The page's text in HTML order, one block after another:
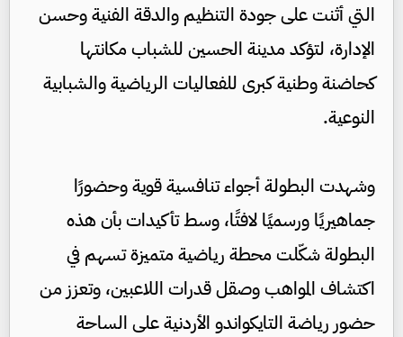
التي أثنت على جودة التنظيم والدقة الفنية وحسن
الإدارة، لتؤكد مدينة الحسين للشباب مكانتها
كحاضنة وطنية كبرى للفعاليات الرياضية والشبابية
النوعية.
وشهدت البطولة أجواء تنافسية قوية وحضورًا
جماهيريًا ورسميًا لافتًا، وسط تأكيدات بأن هذه
البطولة شكّلت محطة رياضية متميزة تسهم في
اكتشاف المواهب وصقل قدرات اللاعبين، وتعزز من
حضور رياضة التايكواندو الأردنية على الساحة